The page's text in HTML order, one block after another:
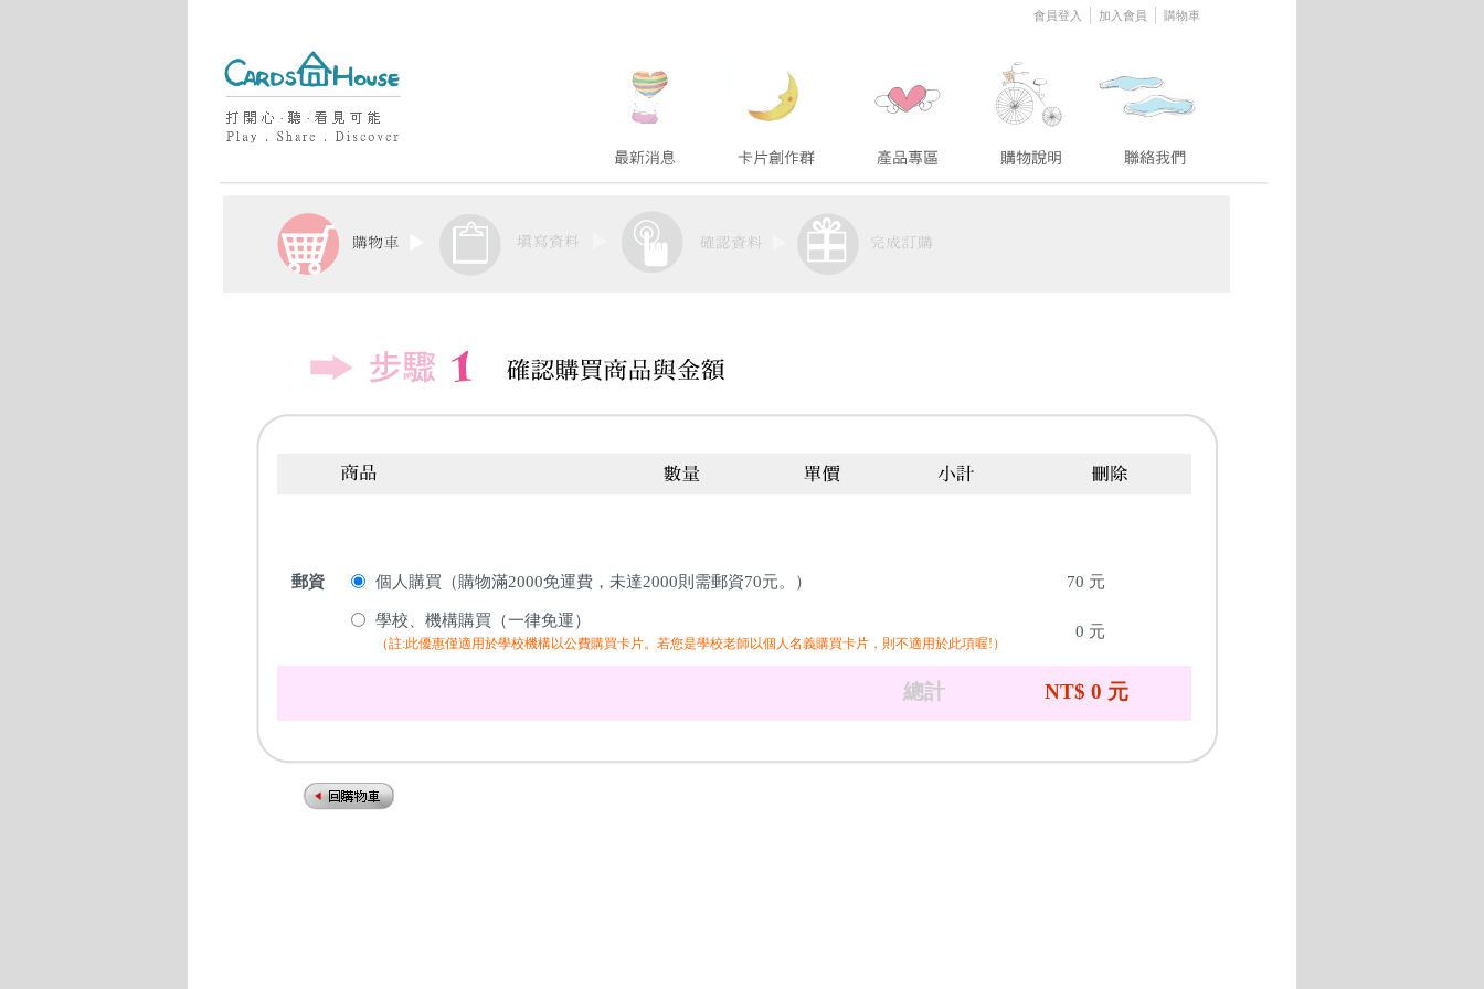
會員登入 加入會員 購物車
郵資 個人購買（購物滿2000免運費，未達2000則需郵資70元。） 70 元
學校、機構購買（一律免運）
（註:此優惠僅適用於學校機構以公費購買卡片。若您是學校老師以個人名義購買卡片，則不適用於此項喔!）
0 元
總計 NT$ 0 元